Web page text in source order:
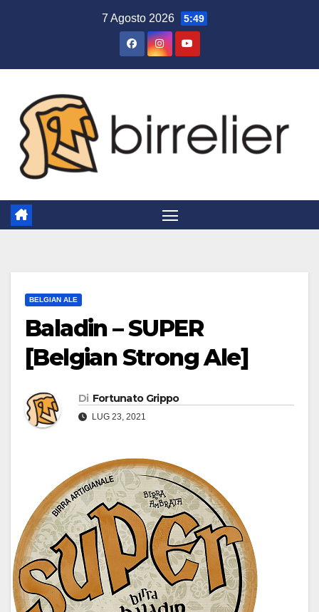
7 Agosto 2026 5:49
BELGIAN ALE
Baladin – SUPER
[Belgian Strong Ale]
Di Fortunato Grippo
LUG 23, 2021